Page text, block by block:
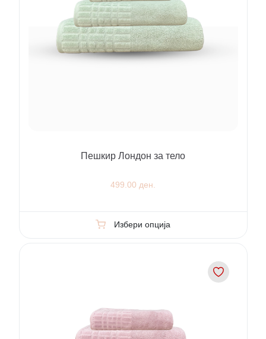
Пешкир Лондон за тело
499.00 ден.
Избери опција